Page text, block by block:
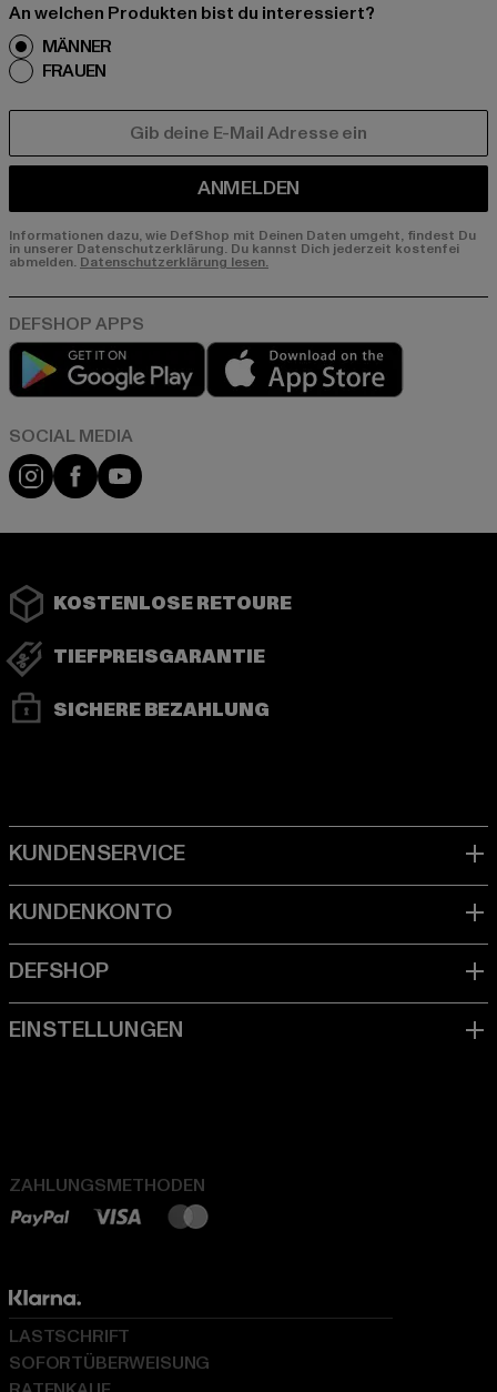
An welchen Produkten bist du interessiert?
MÄNNER
FRAUEN
ANMELDEN
Informationen dazu, wie DefShop mit Deinen Daten umgeht, findest Du
in unserer Datenschutzerklärung. Du kannst Dich jederzeit kostenfei
abmelden. Datenschutzerklärung lesen.
Play market
Instagram
FacebookYouTube
KOSTENLOSE RETOURE
TIEFPREISGARANTIE
SICHERE BEZAHLUNG
ZAHLUNGSMETHODEN
LASTSCHRIFT
SOFORTÜBERWEISUNG